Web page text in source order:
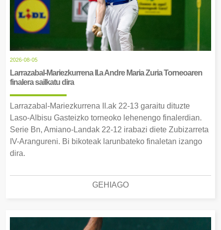
2026-08-05
Larrazabal-Mariezkurrena II.a Andre Maria Zuria Torneoaren
finalera sailkatu dira
Larrazabal-Mariezkurrena II.ak 22-13 garaitu dituzte
Laso-Albisu Gasteizko torneoko lehenengo finalerdian.
Serie Bn, Amiano-Landak 22-12 irabazi diete Zubizarreta
IV-Arangureni. Bi bikoteak larunbateko finaletan izango
dira.
GEHIAGO